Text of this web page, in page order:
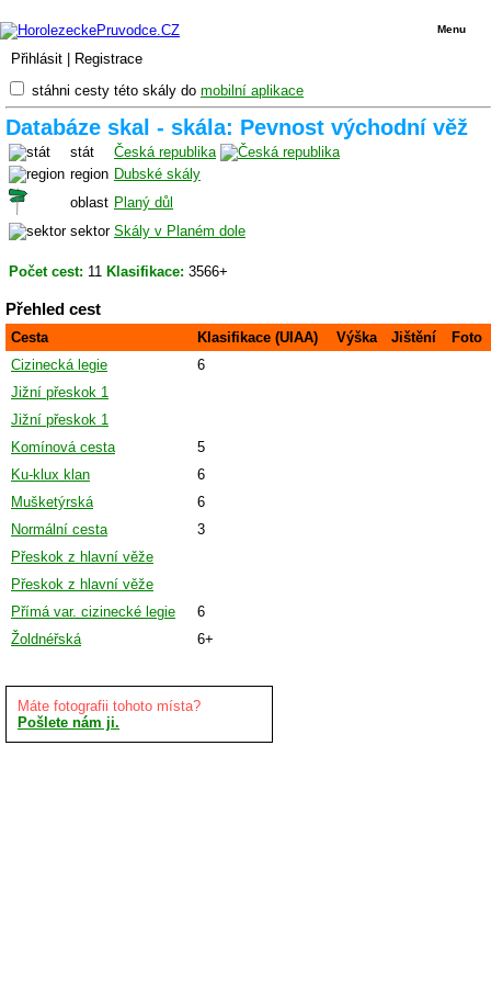
Přihlásit Registrace
Menu
stáhni cesty této skály do mobilní aplikace
Databáze skal - skála: Pevnost východní věž
stát
Česká republika
region Dubské skály
oblast Planý důl
sektor Skály v Planém dole
Počet cest: 11 Klasifikace: 3566+
Přehled cest
Cesta Klasifikace (UIAA) Výška Jištění
Foto
Cizinecká legie
6
Jižní přeskok 1
Jižní přeskok 1
Komínová cesta
5
Ku-klux klan
6
Mušketýrská
6
Normální cesta
3
Přeskok z hlavní věže
Přeskok z hlavní věže
Přímá var. cizinecké legie
6
Žoldnéřská
6+
Máte fotografii tohoto místa?
Pošlete nám ji.